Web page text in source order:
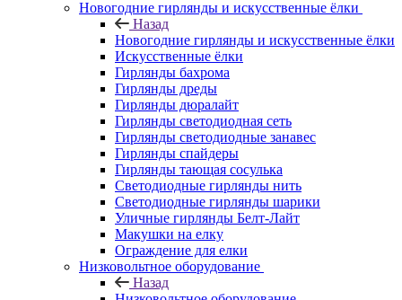
Новогодние гирлянды и искусственные ёлки
Назад
Новогодние гирлянды и искусственные ёлки
Искусственные ёлки
Гирлянды бахрома
Гирлянды дреды
Гирлянды дюралайт
Гирлянды светодиодная сеть
Гирлянды светодиодные занавес
Гирлянды спайдеры
Гирлянды тающая сосулька
Светодиодные гирлянды нить
Светодиодные гирлянды шарики
Уличные гирлянды Белт-Лайт
Макушки на елку
Ограждение для елки
Низковольтное оборудование
Назад